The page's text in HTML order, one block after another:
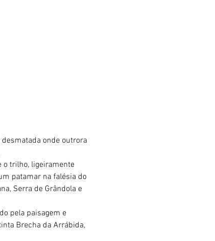
onde outrora
o trilho, ligeiramente
patamar na falésia do
Serra de Grândola e
pela paisagem e
Brecha da Arrábida,